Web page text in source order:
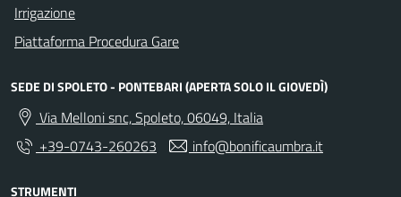
Irrigazione
Piattaforma Procedura Gare
SEDE DI SPOLETO - PONTEBARI (APERTA SOLO IL GIOVEDÌ)
Via Melloni snc, Spoleto, 06049, Italia
+39-0743-260263
info@bonificaumbra.it
STRUMENTI